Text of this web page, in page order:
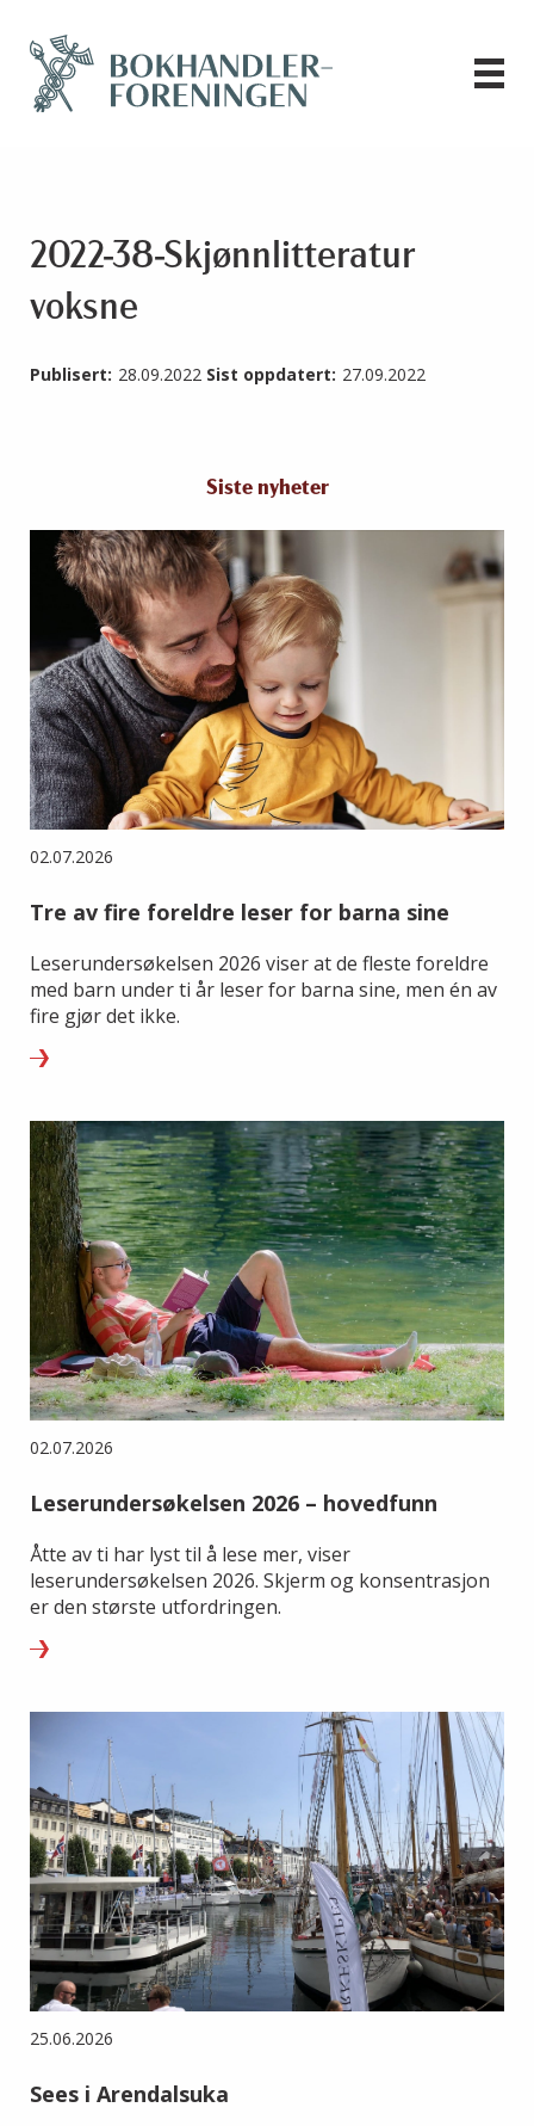
2022-38-Skjønnlitteratur
voksne
Publisert: 28.09.2022 Sist oppdatert: 27.09.2022
Siste nyheter
02.07.2026
Tre av fire foreldre leser for barna sine
Leserundersøkelsen 2026 viser at de fleste foreldre
med barn under ti år leser for barna sine, men én av
fire gjør det ikke.
02.07.2026
Leserundersøkelsen 2026 – hovedfunn
Åtte av ti har lyst til å lese mer, viser
leserundersøkelsen 2026. Skjerm og konsentrasjon
er den største utfordringen.
25.06.2026
Sees i Arendalsuka